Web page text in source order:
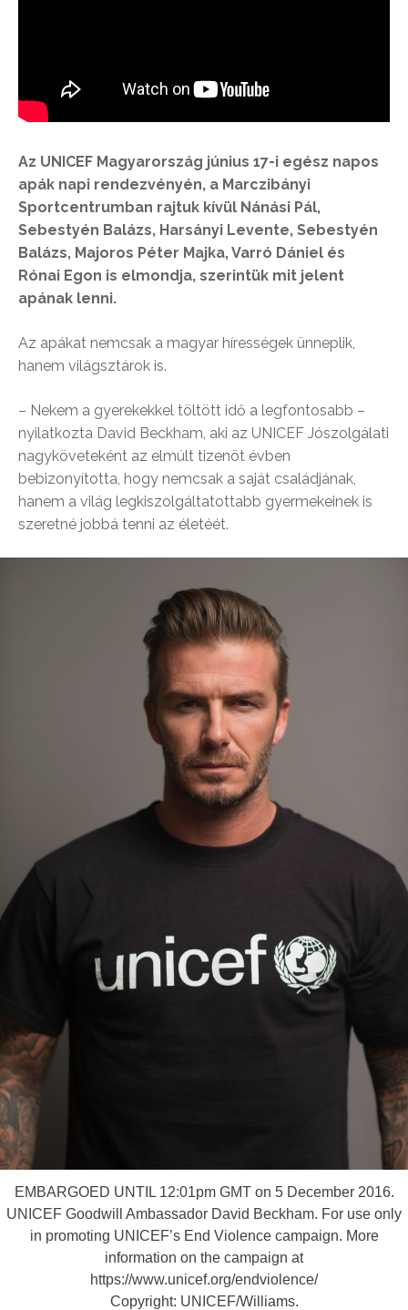
Az UNICEF Magyarország június 17-i egész napos
apák napi rendezvényén, a Marczibányi
Sportcentrumban rajtuk kívül Nánási Pál,
Sebestyén Balázs, Harsányi Levente, Sebestyén
Balázs, Majoros Péter Majka, Varró Dániel és
Rónai Egon is elmondja, szerintük mit jelent
apának lenni.
Az apákat nemcsak a magyar hírességek ünneplik,
hanem világsztárok is.
– Nekem a gyerekekkel töltött idő a legfontosabb –
nyilatkozta David Beckham, aki az UNICEF Jószolgálati
nagyköveteként az elmúlt tizenöt évben
bebizonyította, hogy nemcsak a saját családjának,
hanem a világ legkiszolgáltatottabb gyermekeinek is
szeretné jobbá tenni az életéét.
EMBARGOED UNTIL 12:01pm GMT on 5 December 2016.
UNICEF Goodwill Ambassador David Beckham. For use only
in promoting UNICEF’s End Violence campaign. More
information on the campaign at
https://www.unicef.org/endviolence/
Copyright: UNICEF/Williams.